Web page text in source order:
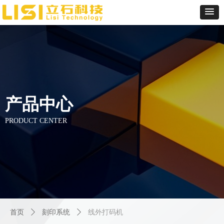
产品中心
PRODUCT CENTER
首页 ꄲ 刻印系统 ꄲ 线外打码机